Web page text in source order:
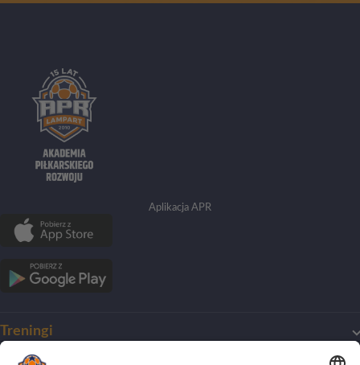
Aplikacja APR
Treningi